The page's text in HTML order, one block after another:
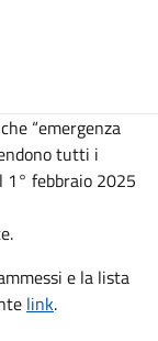
“emergenza
tutti i
1° febbraio 2025
e la lista
link.